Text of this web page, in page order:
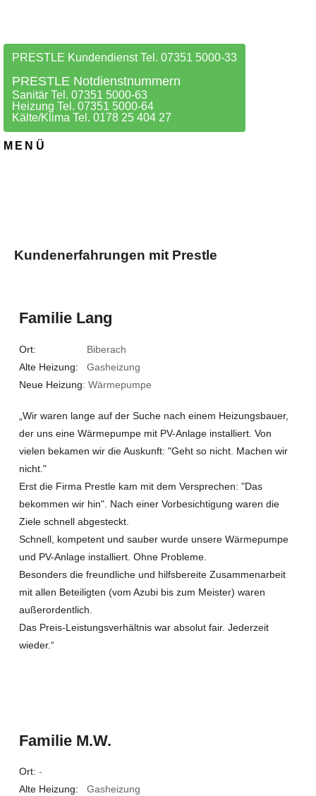
PRESTLE Kundendienst Tel. 07351 5000-33
PRESTLE Notdienstnummern
Sanitär Tel. 07351 5000-63
Heizung Tel. 07351 5000-64
Kälte/Klima Tel. 0178 25 404 27
MENÜ
Kundenerfahrungen mit Prestle
Familie Lang
Ort: Biberach
Alte Heizung: Gasheizung
Neue Heizung: Wärmepumpe
„Wir waren lange auf der Suche nach einem Heizungsbauer,
der uns eine Wärmepumpe mit PV-Anlage installiert. Von
vielen bekamen wir die Auskunft: "Geht so nicht. Machen wir
nicht."
Erst die Firma Prestle kam mit dem Versprechen: "Das
bekommen wir hin". Nach einer Vorbesichtigung waren die
Ziele schnell abgesteckt.
Schnell, kompetent und sauber wurde unsere Wärmepumpe
und PV-Anlage installiert. Ohne Probleme.
Besonders die freundliche und hilfsbereite Zusammenarbeit
mit allen Beteiligten (vom Azubi bis zum Meister) waren
außerordentlich.
Das Preis-Leistungsverhältnis war absolut fair. Jederzeit
wieder.“
Familie M.W.
Ort: -
Alte Heizung: Gasheizung